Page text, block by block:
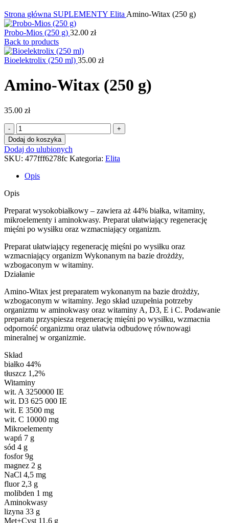
Strona główna SUPLEMENTY Elita Amino-Witax (250 g)
Probo-Mios (250 g) 32.00 zł
Back to products
Bioelektrolix (250 ml) 35.00 zł
Amino-Witax (250 g)
35.00 zł
ilość
Amino-
Witax
(250
g)
Dodaj do koszyka
Dodaj do ulubionych
SKU: 477fff6278fc Kategoria: Elita
Opis
Opis
Preparat wysokobiałkowy – zawiera aż 44% białka, witaminy,
mikroelementy i aminokwasy. Preparat ułatwiający regenerację
mięśni po wysiłku oraz wzmacniający organizm.
Preparat ułatwiający regenerację mięśni po wysiłku oraz
wzmacniający organizm Wykonanym na bazie drożdży,
wzbogaconym w witaminy.
Działanie
Amino-Witax jest preparatem wykonanym na bazie drożdży,
wzbogaconym w witaminy. Jego skład uzupełnia potrzeby
organizmu w aminokwasy oraz witaminy A, D3, E i C. Podawanie
preparatu przyspiesza regenerację mięśni po wysiłku, wzmacnia
odporność organizmu oraz ułatwia odbudowę równowagi
mineralnej w organizmie.
Skład
białko 44%
tłuszcz 1,2%
Witaminy
wit. A 3250000 IE
wit. D3 625 000 IE
wit. E 3500 mg
wit. C 10000 mg
Mikroelementy
wapń 7 g
sód 4 g
fosfor 9g
magnez 2 g
NaCl 4,5 mg
fluor 2,3 g
molibden 1 mg
Aminokwasy
lizyna 33 g
Met+Cyst 11,6 g